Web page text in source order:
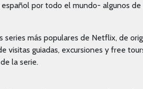
por todo el mundo- algunos de
series más populares de Netflix, de
visitas guiadas, excursiones y free
la serie.